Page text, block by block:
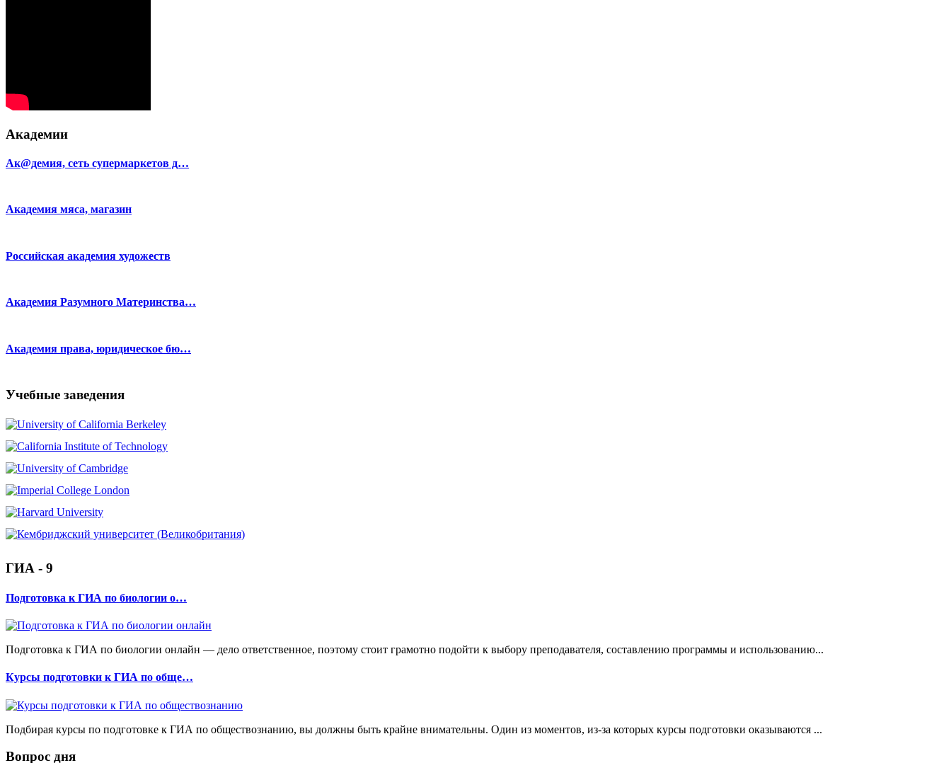
Академии
Ак@демия, сеть супермаркетов д…
Академия мяса, магазин
Российская академия художеств
Академия Разумного Материнства…
Академия права, юридическое бю…
Учебные заведения
ГИА - 9
Подготовка к ГИА по биологии о…
Подготовка к ГИА по биологии онлайн — дело ответственное, поэтому стоит грамотно подойти к выбору преподавателя, составлению программы и использованию...
Курсы подготовки к ГИА по обще…
Подбирая курсы по подготовке к ГИА по обществознанию, вы должны быть крайне внимательны. Один из моментов, из-за которых курсы подготовки оказываются ...
Вопрос дня